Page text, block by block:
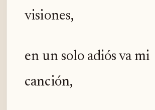
visiones,
en un solo adiós va mi
canción,